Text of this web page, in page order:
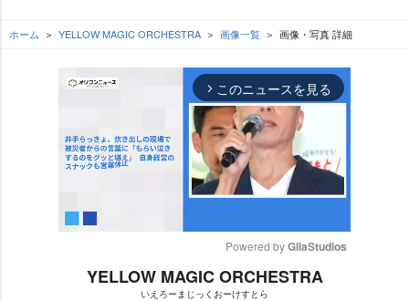
ホーム YELLOW MAGIC ORCHESTRA 画像一覧 画像・写真 詳細
arrow_forward_ios このニュースを見る
M
Powered by GliaStudios
YELLOW MAGIC ORCHESTRA
いえろーまじっくおーけすとら